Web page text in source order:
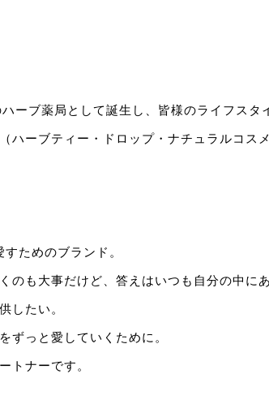
ーブ薬局として誕生し、皆様のライフスタ
ハーブティー・ドロップ・ナチュラルコス
ためのブランド。
のも大事だけど、答えはいつも自分の中にあ
したい。
ずっと愛していくために。
トナーです。